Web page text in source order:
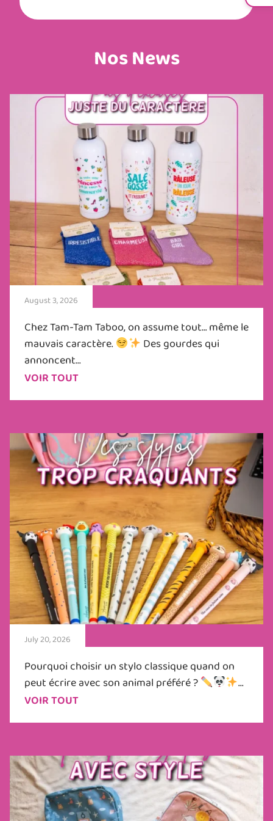
Nos News
August 3, 2026
Chez Tam-Tam Taboo, on assume tout… même le
mauvais caractère.
Des gourdes qui
annoncent...
VOIR TOUT
July 20, 2026
Pourquoi choisir un stylo classique quand on
peut écrire avec son animal préféré ?
...
VOIR TOUT